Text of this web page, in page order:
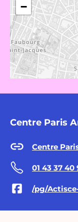
−
Centre Paris
Centre
01 43 37 40